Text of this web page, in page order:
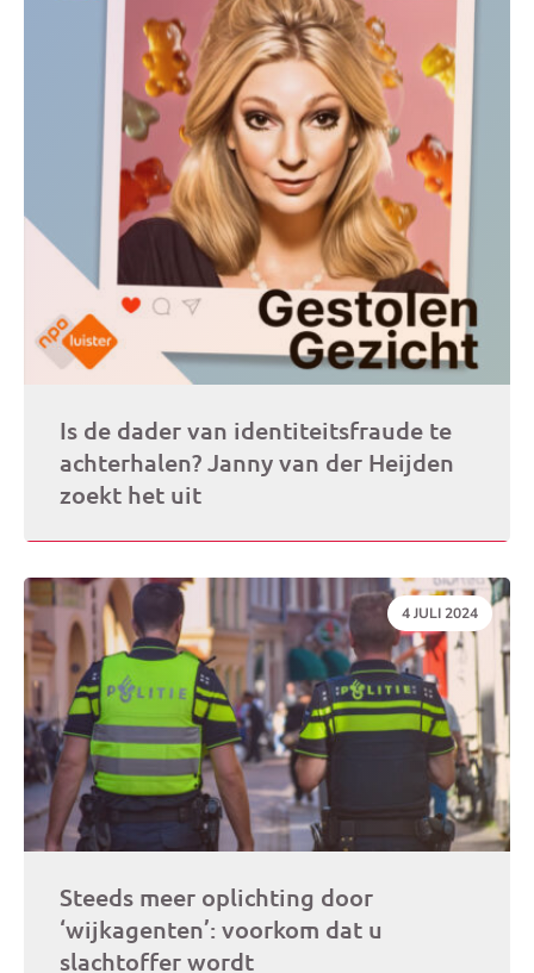
Is de dader van identiteitsfraude te
achterhalen? Janny van der Heijden
zoekt het uit
DATUM:
4 JULI 2024
Steeds meer oplichting door
‘wijkagenten’: voorkom dat u
slachtoffer wordt